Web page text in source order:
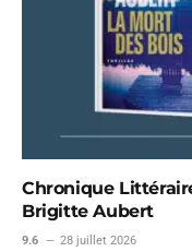
Chronique
Brigitte Aubert
9.6 28 juillet 2026